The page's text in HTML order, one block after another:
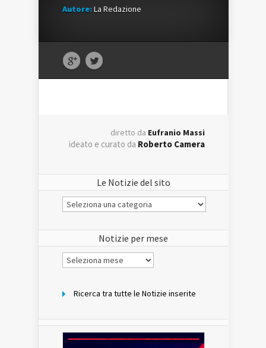
Autore:La Redazione
diretto da Eufranio Massi
ideato e curato da Roberto Camera
Le Notizie del sito
Le
Notizie
Notizie per mese
Notizie
per
Ricerca tra tutte le Notizie inserite